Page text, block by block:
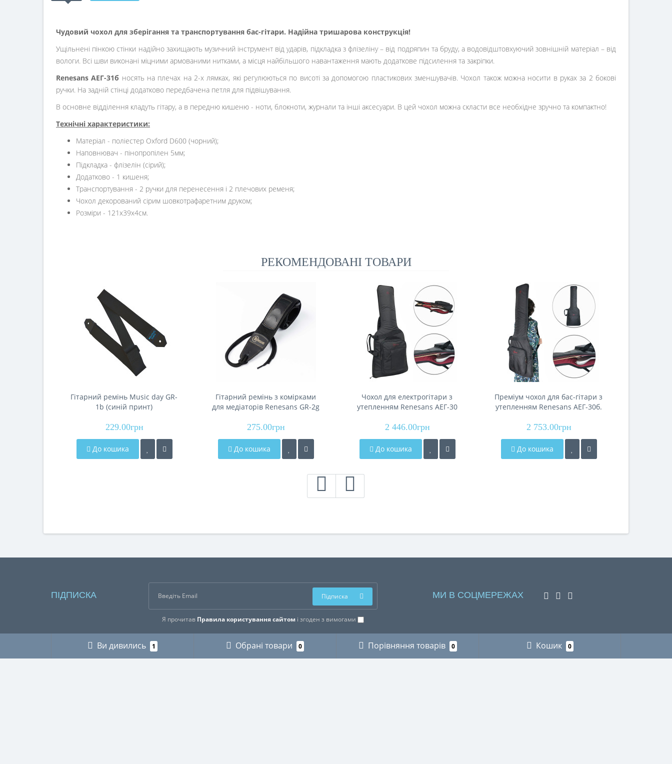
Чудовий чохол для зберігання та транспортування бас-гітари. Надійна тришарова конструкція!
Ущільнені пінкою стінки надійно захищають музичний інструмент від ударів, підкладка з флізеліну – від подряпин та бруду, а водовідштовхуючий зовнішній матеріал – від
вологи. Всі шви виконані міцними армованими нитками, а місця найбільшого навантаження мають додаткове підсилення та закріпки.
Renesans АЕГ-31б носять на плечах на 2-х лямках, які регулюються по висоті за допомогою пластикових зменшувачів. Чохол також можна носити в руках за 2 бокові
ручки. На задній стінці додатково передбачена петля для підвішування.
В основне відділення кладуть гітару, а в передню кишеню - ноти, блокноти, журнали та інші аксесуари. В цей чохол можна скласти все необхідне зручно та компактно!
Технічні характеристики:
Матеріал - поліестер Oxford D600 (чорний);
Наповнювач - пінопропілен 5мм;
Підкладка - флізелін (сірий);
Додатково - 1 кишеня;
Транспортування - 2 ручки для перенесення і 2 плечових ременя;
Чохол декорований сірим шовкотрафаретним друком;
Розміри - 121x39x4см.
РЕКОМЕНДОВАНІ ТОВАРИ
Гітарний ремінь Music day GR-
1b (синій принт)
229.00грн
До кошика
Гітарний ремінь з комірками
для медіаторів Renesans GR-2g
275.00грн
До кошика
Чохол для електрогітари з
утепленням Renesans АЕГ-30
2 446.00грн
До кошика
Преміум чохол для бас-гітари з
утепленням Renesans АЕГ-30б.
+ поролон + велюр
2 753.00грн
До кошика
ПІДПИСКА
Я прочитав Правила користування сайтомі згоден з вимогами
Підписка МИ В СОЦМЕРЕЖАХ
Ви дивились 1 Обрані товари 0 Порівняння товарів 0 Кошик 0